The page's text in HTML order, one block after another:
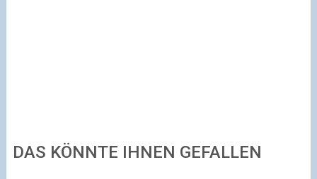
DAS KÖNNTE IHNEN GEFALLEN